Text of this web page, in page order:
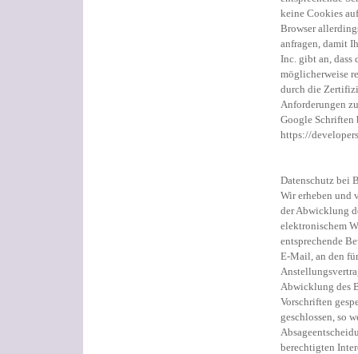
keine Cookies
Browser
anfragen, damit
Inc. gibt an,
möglicherweise
durch die
Anforderungen
Google Schriften
https://
Datenschutz bei
Wir erheben und
der Abwicklung
elektronischem
entsprechende
E-Mail, an den
Abwicklung des
Vorschriften
geschlossen, so
berechtigten